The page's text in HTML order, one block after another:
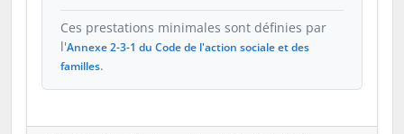
Ces prestations minimales sont définies par
l'Annexe 2-3-1 du Code de l'action sociale et des
familles.